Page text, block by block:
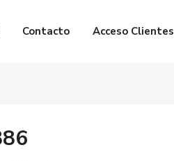
Contacto Acceso Clientes